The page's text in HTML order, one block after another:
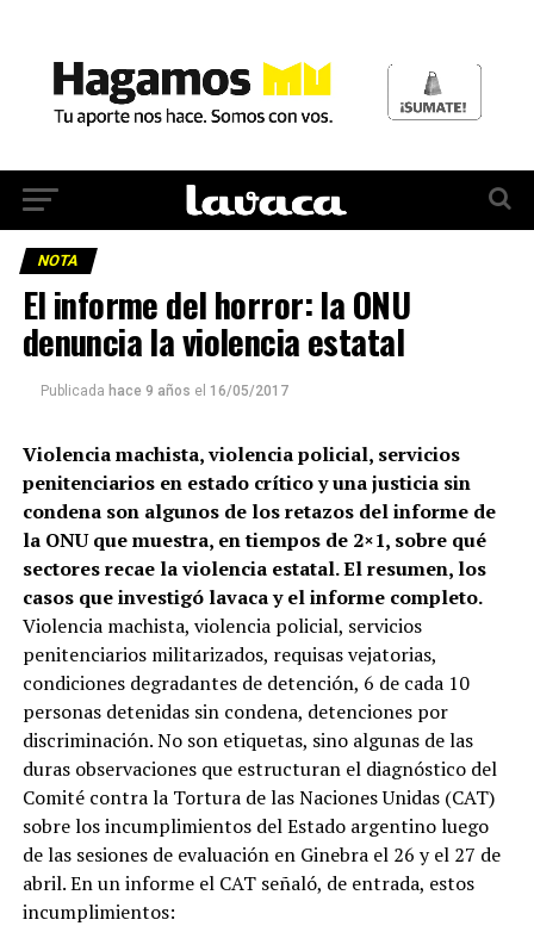
NOTA
El informe del horror: la ONU
denuncia la violencia estatal
Publicada hace 9 años el 16/05/2017
Violencia machista, violencia policial, servicios
penitenciarios en estado crítico y una justicia sin
condena son algunos de los retazos del informe de
la ONU que muestra, en tiempos de 2×1, sobre qué
sectores recae la violencia estatal. El resumen, los
casos que investigó lavaca y el informe completo.
Violencia machista, violencia policial, servicios
penitenciarios militarizados, requisas vejatorias,
condiciones degradantes de detención, 6 de cada 10
personas detenidas sin condena, detenciones por
discriminación. No son etiquetas, sino algunas de las
duras observaciones que estructuran el diagnóstico del
Comité contra la Tortura de las Naciones Unidas (CAT)
sobre los incumplimientos del Estado argentino luego
de las sesiones de evaluación en Ginebra el 26 y el 27 de
abril. En un informe el CAT señaló, de entrada, estos
incumplimientos: